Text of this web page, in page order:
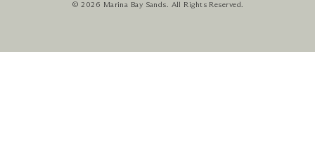
© 2026 Marina Bay Sands. All Rights Reserved.